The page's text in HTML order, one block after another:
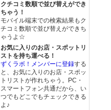
クチコミ数順で並び替えができ
ちゃう！
モバイル端末での検索結果もク
チコミ数順で並び替えができち
ゃうよ☆
お気に入りのお店・スポットリ
ストを持ち運べる！
ずくラボ！メンバーに登録する
と、お気に入りのお店・スポッ
トリストが作れちゃう。PC・
スマートフォン共通だから、い
つでもどこでもチェックできる
よ♪